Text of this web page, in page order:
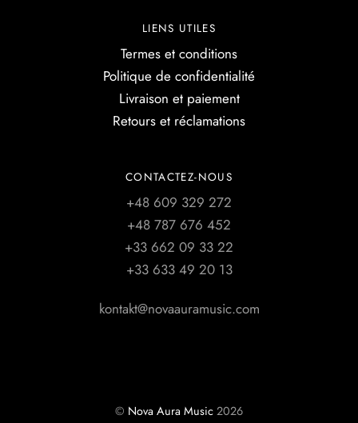
LIENS UTILES
Termes et conditions
Politique de confidentialité
Livraison et paiement
Retours et réclamations
CONTACTEZ-NOUS
+48 609 329 272
+48 787 676 452
+33 662 09 33 22
+33 633 49 20 13
kontakt@novaauramusic.com
© Nova Aura Music 2026